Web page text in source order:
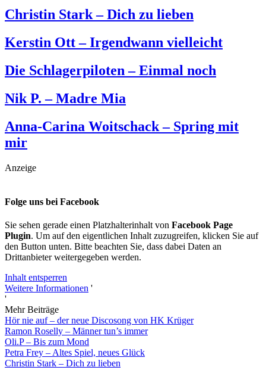
Christin Stark – Dich zu lieben
Kerstin Ott – Irgendwann vielleicht
Die Schlagerpiloten – Einmal noch
Nik P. – Madre Mia
Anna-Carina Woitschack – Spring mit
mir
Anzeige
Folge uns bei Facebook
Sie sehen gerade einen Platzhalterinhalt von Facebook Page
Plugin. Um auf den eigentlichen Inhalt zuzugreifen, klicken Sie auf
den Button unten. Bitte beachten Sie, dass dabei Daten an
Drittanbieter weitergegeben werden.
Inhalt entsperren
Weitere Informationen '
'
Mehr Beiträge
Hör nie auf – der neue Discosong von HK Krüger
Ramon Roselly – Männer tun’s immer
Oli.P – Bis zum Mond
Petra Frey – Altes Spiel, neues Glück
Christin Stark – Dich zu lieben